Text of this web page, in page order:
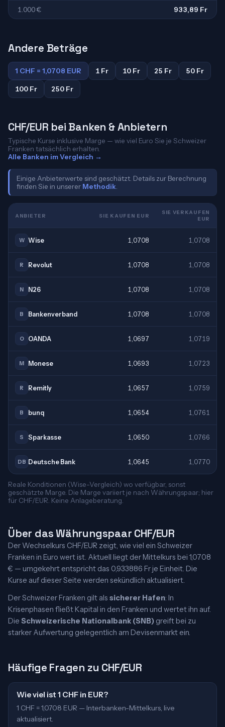
1.000 € 933,89 Fr
Andere Beträge
1 CHF = 1,0708 EUR 1 Fr 10 Fr 25 Fr
50 Fr
100 Fr
250 Fr
CHF/EUR bei Banken & Anbietern
Typische Kurse inklusive Marge — wie viel Euro Sie je Schweizer
Franken tatsächlich erhalten.
Alle Banken im Vergleich →
Einige Anbieterwerte sind geschätzt. Details zur Berechnung
finden Sie in unserer Methodik
ANBIETER SIE KAUFEN EUR
SIE VERKAUFEN
EUR
W Wise 1,0708 1,0708
R Revolut 1,0708 1,0708
N N26 1,0708 1,0708
B Bankenverband 1,0708 1,0708
O OANDA 1,0697 1,0719
M Monese 1,0693 1,0723
R Remitly 1,0657 1,0759
B bunq 1,0654 1,0761
S Sparkasse 1,0650 1,0766
DB Deutsche Bank 1,0645 1,0770
Reale Konditionen (Wise-Vergleich) wo verfügbar, sonst
geschätzte Marge. Die Marge variiert je nach Währungspaar; hier
für CHF/EUR. Keine Anlageberatung.
Über das Währungspaar CHF/EUR
Der Wechselkurs CHF/EUR zeigt, wie viel ein Schweizer
Franken in Euro wert ist. Aktuell liegt der Mittelkurs bei 1,0708
€ — umgekehrt entspricht das 0,933886 Fr je Einheit. Die
Kurse auf dieser Seite werden sekündlich aktualisiert.
Der Schweizer Franken gilt als sicherer Hafen: In
Krisenphasen fließt Kapital in den Franken und wertet ihn auf.
Die Schweizerische Nationalbank (SNB) greift bei zu
starker Aufwertung gelegentlich am Devisenmarkt ein.
Häufige Fragen zu CHF/EUR
Wie viel ist 1 CHF in EUR?
1 CHF = 1,0708 EUR — Interbanken-Mittelkurs, live
aktualisiert.